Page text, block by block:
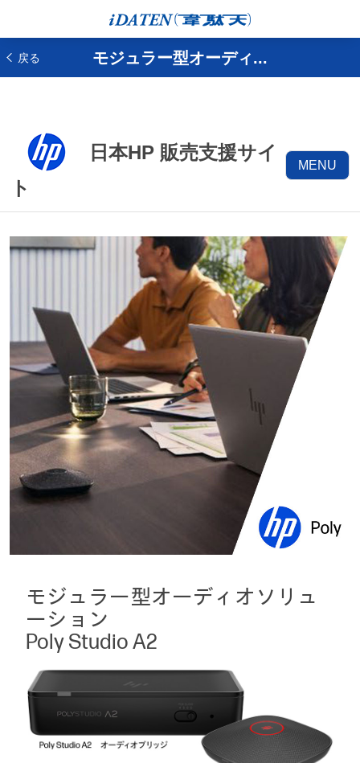
戻る モジュラー型オーディ...
日本HP 販売支援サイ
ト
MENU
モジュラー型オーディオソリュ
ーション
Poly Studio A2